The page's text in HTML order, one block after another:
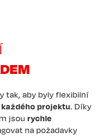
tak, aby byly flexibilní
projektu. Díky
jsou rychle
na požadavky